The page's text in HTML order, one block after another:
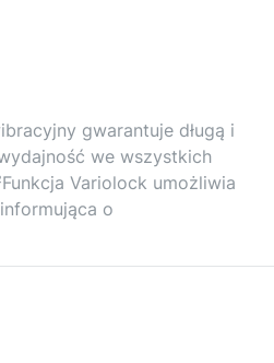
gwarantuje długą i
we wszystkich
Variolock umożliwia
o